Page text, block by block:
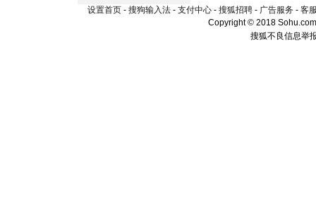
设置首页 - 搜狗输入法 - 支付中心 - 搜狐招聘 - 广告服务 - 客
Copyright © 2018
搜狐不良信息举